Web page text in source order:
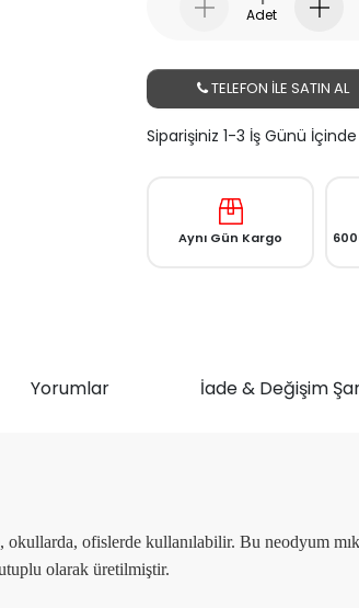
Adet
TELEFON İLE SATIN AL
Siparişiniz 1-3 İş Günü
Aynı Gün Kargo
ofislerde kullanılabilir. Bu neodyum
olarak üretilmiştir.
Yorumlar İade & Değişim